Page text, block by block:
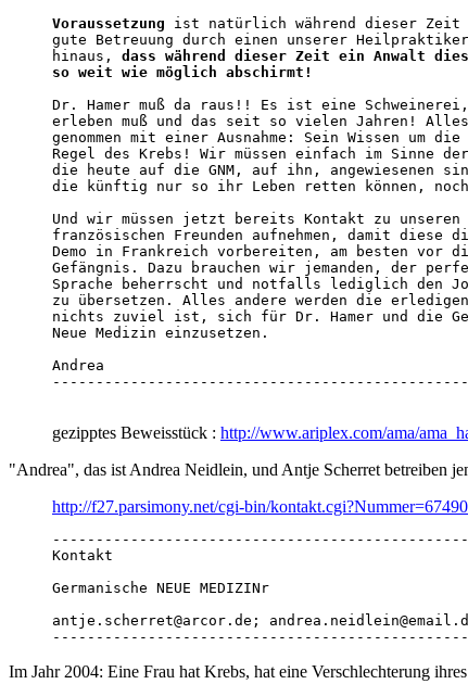
Voraussetzung ist natürlich während dieser
gute Betreuung durch einen unserer
hinaus, dass während dieser Zeit ein Anwalt
so weit wie möglich abschirmt!
Dr. Hamer muß da raus!! Es ist eine
erleben muß und das seit so vielen Jahren!
genommen mit einer Ausnahme: Sein Wissen um
Regel des Krebs! Wir müssen einfach im Sinne der
die heute auf die GNM, auf ihn, angewiesenen
die künftig nur so ihr Leben retten können,
Und wir müssen jetzt bereits Kontakt zu unseren
französischen Freunden aufnehmen, damit diese
Demo in Frankreich vorbereiten, am besten vor
Gefängnis. Dazu brauchen wir jemanden, der
Sprache beherrscht und notfalls lediglich den
zu übersetzen. Alles andere werden die
nichts zuviel ist, sich für Dr. Hamer und die
Neue Medizin einzusetzen.
Andrea
gezipptes Beweisstück : http://www.ariplex.com/ama/
"Andrea", das ist Andrea Neidlein, und Antje Scherret betreiben
http://f27.parsimony.net/cgi-bin/kontakt.cgi?Nummer=67490
Kontakt
Germanische NEUE MEDIZINr
antje.scherret@arcor.de;
Im Jahr 2004: Eine Frau hat Krebs, hat eine Verschlechterung